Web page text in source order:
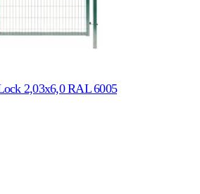
2,03х6,0 RAL 6005